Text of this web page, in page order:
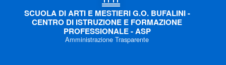
SCUOLA DI ARTI E MESTIERI G.O. BUFALINI -
CENTRO DI ISTRUZIONE E FORMAZIONE
PROFESSIONALE - ASP
Amministrazione Trasparente